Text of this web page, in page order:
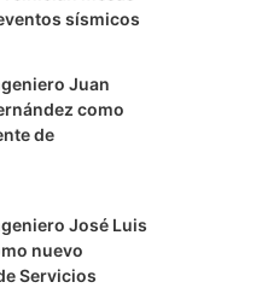
sísmicos
Juan
como
de
José Luis
nuevo
Servicios